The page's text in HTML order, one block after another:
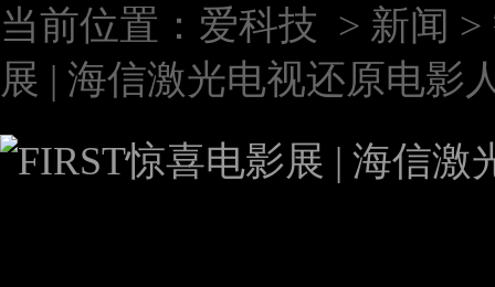
当前位置： 爱科技 > 新闻 >
展 | 海信激光电视还原电影